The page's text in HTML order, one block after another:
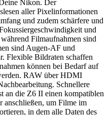
Nikon. Der
aller Pixelinformationen
und zudem schärfere und
und
Filmaufnahmen sind
sind Augen-AF und
Flexible Bildraten schaffen
können bei Bedarf auf
RAW über HDMI
Schnellere
an die Z6 II einen kompatiblen
anschließen, um Filme im
in dem alle Daten des